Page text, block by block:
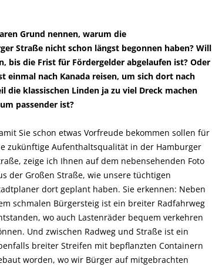
Grund nennen, warum die
Straße nicht schon längst begonnen haben? Will
bis die Frist für Fördergelder abgelaufen ist? Oder
einmal nach Kanada reisen, um sich dort nach
die klassischen Linden ja zu viel Dreck machen
passender ist?
Sie schon etwas Vorfreude bekommen sollen für
zukünftige Aufenthaltsqualität in der Hamburger
zeige ich Ihnen auf dem nebensehenden Foto
der Großen Straße, wie unsere tüchtigen
dort geplant haben. Sie erkennen: Neben
schmalen Bürgersteig ist ein breiter Radfahrweg
wo auch Lastenräder bequem verkehren
Und zwischen Radweg und Straße ist ein
breiter Streifen mit bepflanzten Containern
worden, wo wir Bürger auf mitgebrachten